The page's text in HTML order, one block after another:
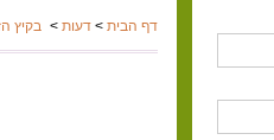
דף הבית > דעות > בקיץ